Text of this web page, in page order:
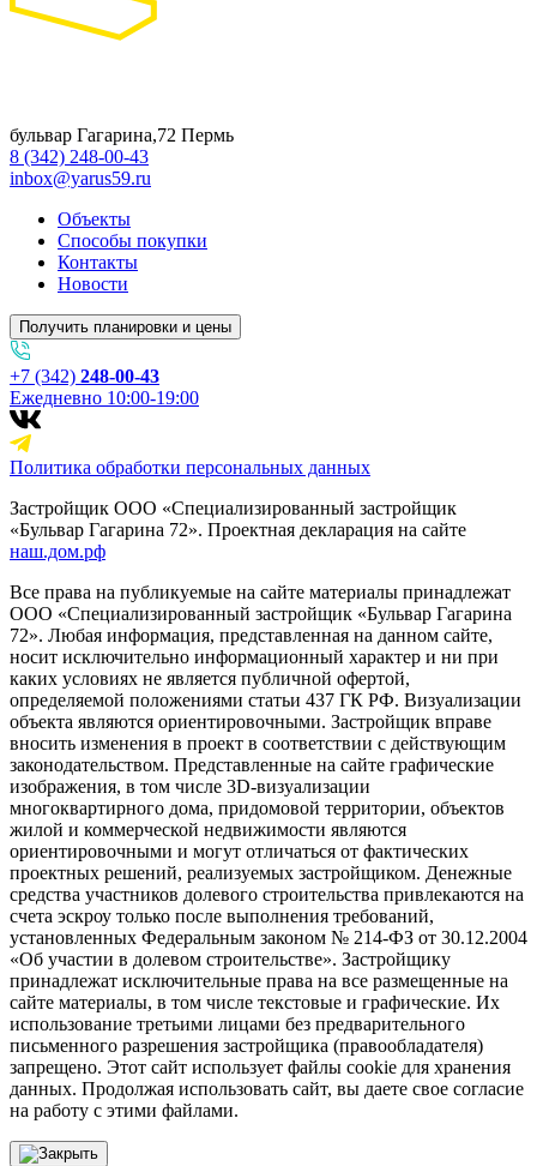
бульвар Гагарина,72 Пермь
8 (342) 248-00-43
inbox@yarus59.ru
Объекты
Способы покупки
Контакты
Новости
Получить планировки и цены
+7 (342) 248-00-43
Ежедневно 10:00-19:00
Политика обработки персональных данных
Застройщик ООО «Специализированный застройщик
«Бульвар Гагарина 72». Проектная декларация на сайте
наш.дом.рф
Все права на публикуемые на сайте материалы принадлежат
ООО «Специализированный застройщик «Бульвар Гагарина
72». Любая информация, представленная на данном сайте,
носит исключительно информационный характер и ни при
каких условиях не является публичной офертой,
определяемой положениями статьи 437 ГК РФ. Визуализации
объекта являются ориентировочными. Застройщик вправе
вносить изменения в проект в соответствии с действующим
законодательством. Представленные на сайте графические
изображения, в том числе 3D-визуализации
многоквартирного дома, придомовой территории, объектов
жилой и коммерческой недвижимости являются
ориентировочными и могут отличаться от фактических
проектных решений, реализуемых застройщиком. Денежные
средства участников долевого строительства привлекаются на
счета эскроу только после выполнения требований,
установленных Федеральным законом № 214-ФЗ от 30.12.2004
«Об участии в долевом строительстве». Застройщику
принадлежат исключительные права на все размещенные на
сайте материалы, в том числе текстовые и графические. Их
использование третьими лицами без предварительного
письменного разрешения застройщика (правообладателя)
запрещено. Этот сайт использует файлы cookie для хранения
данных. Продолжая использовать сайт, вы даете свое согласие
на работу с этими файлами.